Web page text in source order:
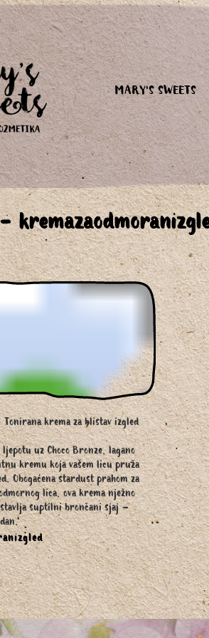
MARY'S SWEETS
-
Tonirana krema za blistav izgled
uz Choco Bronze, lagano
kremu koja vašem licu pruža
Obogaćena stardust prahom za
lica, ova krema nježno
suptilni brončani sjaj –